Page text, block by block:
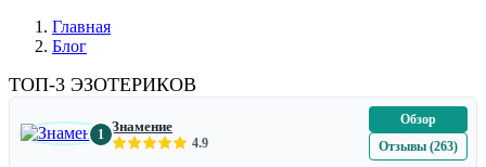
Главная
Блог
ТОП-3 ЭЗОТЕРИКОВ
1 Знамение
4.9
Обзор
Отзывы (263)